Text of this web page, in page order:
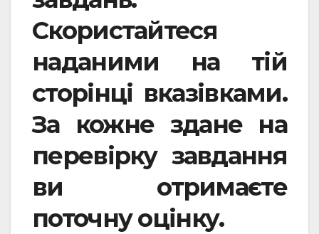
Скористайтеся
наданими на тій
сторінці вказівками.
За кожне здане на
перевірку завдання
ви отримаєте
поточну оцінку.